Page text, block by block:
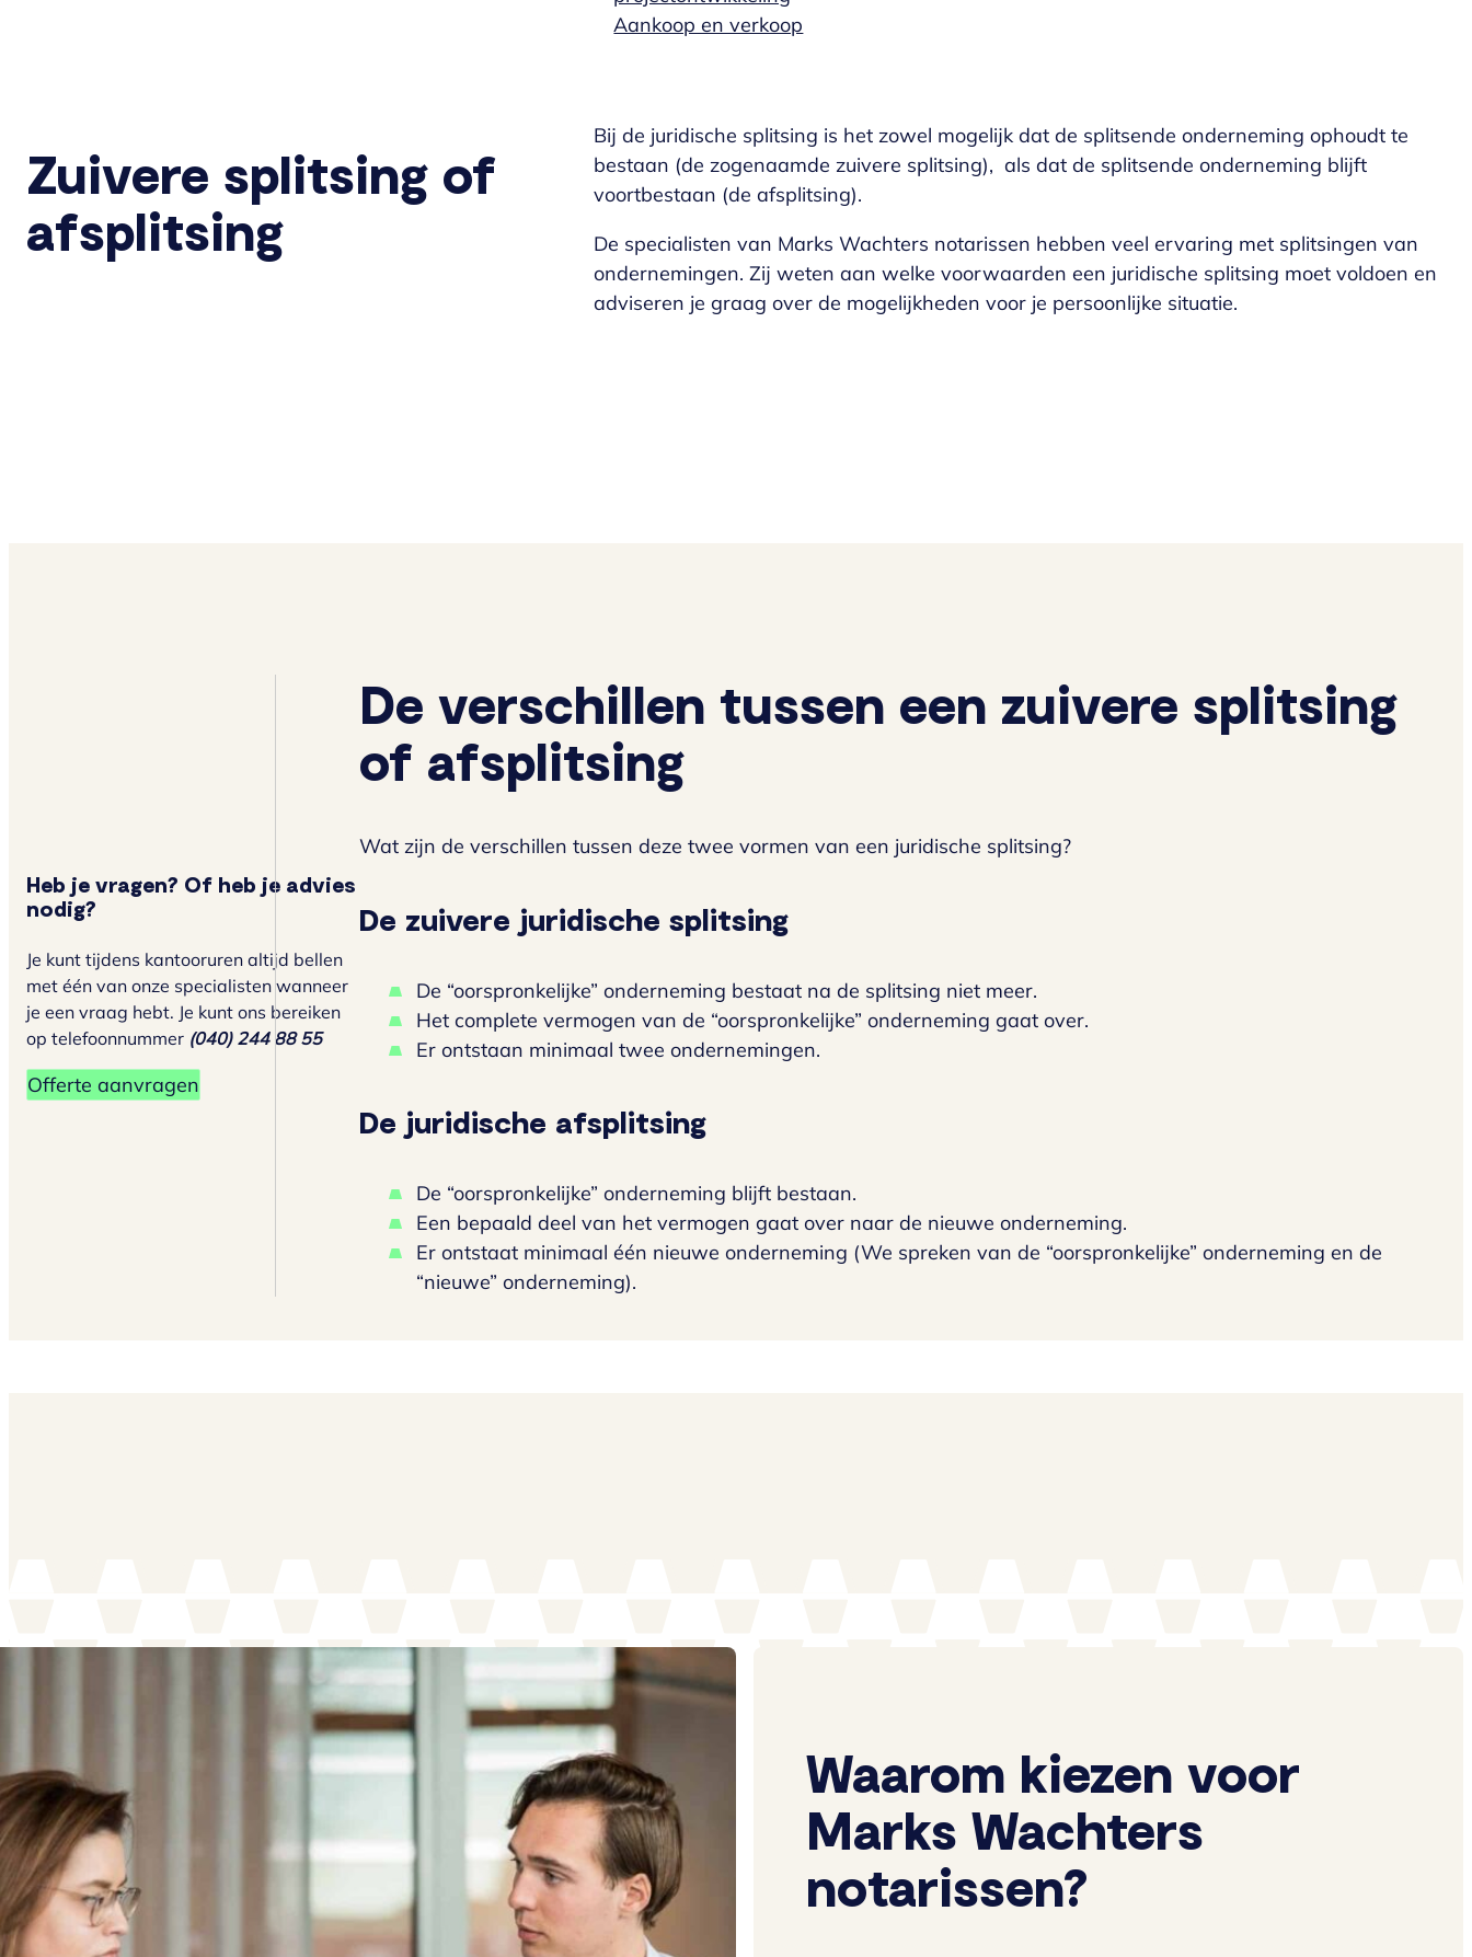
Aankoop en verkoop
Zuivere splitsing of
afsplitsing
Bij de juridische splitsing is het zowel mogelijk dat de splitsende onderneming ophoudt te
bestaan (de zogenaamde zuivere splitsing), als dat de splitsende onderneming blijft
voortbestaan (de afsplitsing).
De specialisten van Marks Wachters notarissen hebben veel ervaring met splitsingen van
ondernemingen. Zij weten aan welke voorwaarden een juridische splitsing moet voldoen en
adviseren je graag over de mogelijkheden voor je persoonlijke situatie.
Heb je vragen? Of heb je advies
nodig?
Je kunt tijdens kantooruren altijd bellen
met één van onze specialisten wanneer
je een vraag hebt. Je kunt ons bereiken
op telefoonnummer (040) 244 88 55
Offerte aanvragen
De verschillen tussen een zuivere splitsing
of afsplitsing
Wat zijn de verschillen tussen deze twee vormen van een juridische splitsing?
De zuivere juridische splitsing
De “oorspronkelijke” onderneming bestaat na de splitsing niet meer.
Het complete vermogen van de “oorspronkelijke” onderneming gaat over.
Er ontstaan minimaal twee ondernemingen.
De juridische afsplitsing
De “oorspronkelijke” onderneming blijft bestaan.
Een bepaald deel van het vermogen gaat over naar de nieuwe onderneming.
Er ontstaat minimaal één nieuwe onderneming (We spreken van de “oorspronkelijke” onderneming en de
“nieuwe” onderneming).
Waarom kiezen voor
Marks Wachters
notarissen?